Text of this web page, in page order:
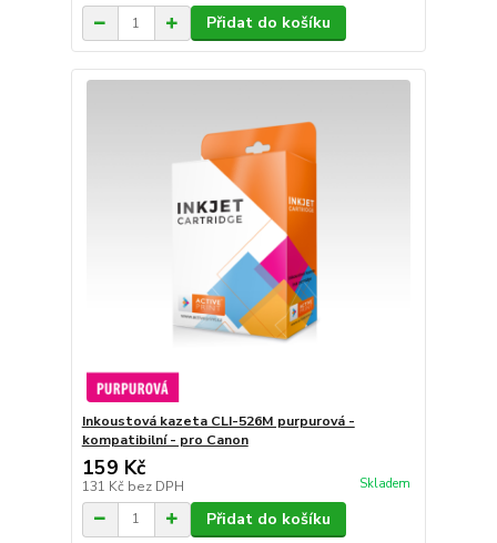
Přidat do košíku
Inkoustová kazeta CLI-526M purpurová -
kompatibilní - pro Canon
159 Kč
131 Kč bez DPH Skladem
Přidat do košíku